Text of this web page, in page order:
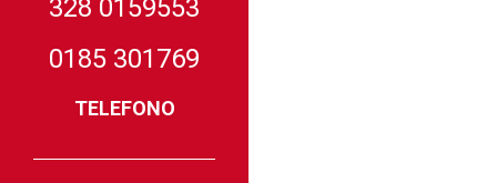
328 0159553
0185 301769
TELEFONO